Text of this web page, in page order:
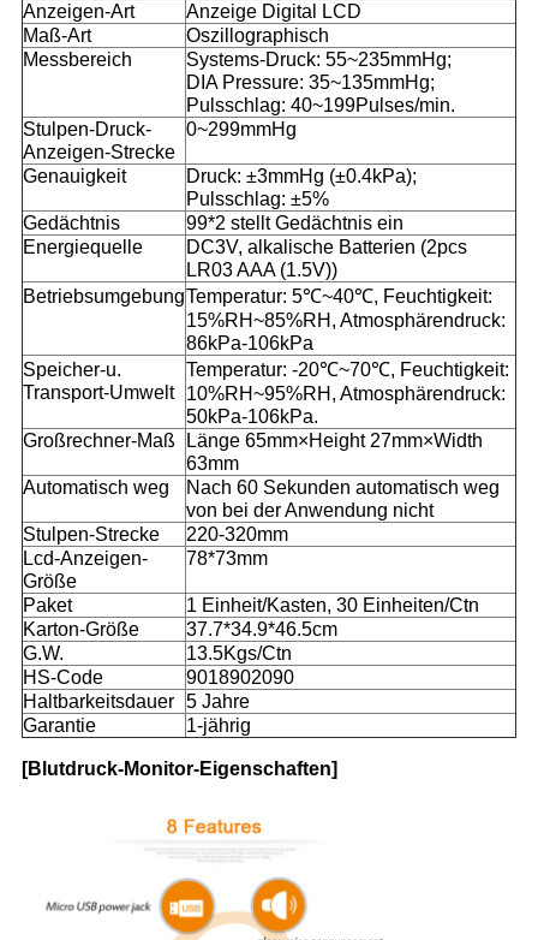
Anzeigen-Art
Anzeige Digital LCD
Maß-Art
Oszillographisch
Messbereich
Systems-Druck: 55~235mmHg;
DIA Pressure: 35~135mmHg;
Pulsschlag: 40~199Pulses/min.
Stulpen-Druck-
Anzeigen-Strecke
0~299mmHg
Genauigkeit
Druck: ±3mmHg (±0.4kPa);
Pulsschlag: ±5%
Gedächtnis
99*2 stellt Gedächtnis ein
Energiequelle
DC3V, alkalische Batterien (2pcs
LR03 AAA (1.5V))
BetriebsumgebungTemperatur: 5℃~40℃, Feuchtigkeit:
15%RH~85%RH, Atmosphärendruck:
86kPa-106kPa
Speicher-u.
Transport-Umwelt
Temperatur: -20℃~70℃, Feuchtigkeit:
10%RH~95%RH, Atmosphärendruck:
50kPa-106kPa.
Großrechner-Maß
Länge 65mm×Height 27mm×Width
63mm
Automatisch weg
Nach 60 Sekunden automatisch weg
von bei der Anwendung nicht
Stulpen-Strecke
220-320mm
Lcd-Anzeigen-
Größe
78*73mm
Paket
1 Einheit/Kasten, 30 Einheiten/Ctn
Karton-Größe
37.7*34.9*46.5cm
G.W.
13.5Kgs/Ctn
HS-Code
9018902090
Haltbarkeitsdauer 5 Jahre
Garantie
1-jährig
[Blutdruck-Monitor-Eigenschaften]